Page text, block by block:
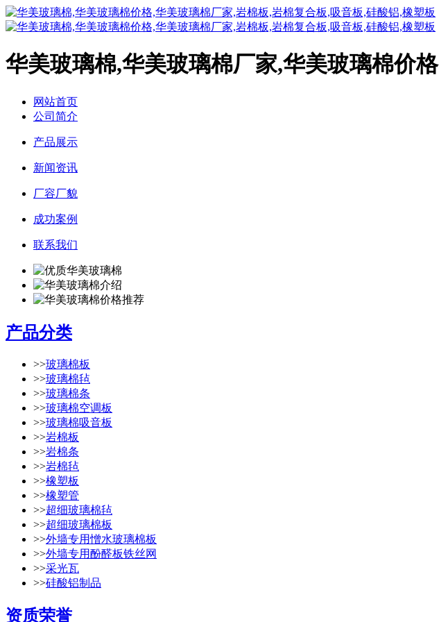
华美玻璃棉,华美玻璃棉厂家,华美玻璃棉价格
网站首页
公司简介
产品展示
新闻资讯
厂容厂貌
成功案例
联系我们
产品分类
>>玻璃棉板
>>玻璃棉毡
>>玻璃棉条
>>玻璃棉空调板
>>玻璃棉吸音板
>>岩棉板
>>岩棉条
>>岩棉毡
>>橡塑板
>>橡塑管
>>超细玻璃棉毡
>>超细玻璃棉板
>>外墙专用憎水玻璃棉板
>>外墙专用酚醛板铁丝网
>>采光瓦
>>硅酸铝制品
资质荣誉